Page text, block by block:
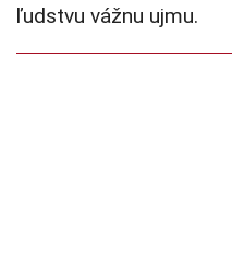
ľudstvu vážnu ujmu.